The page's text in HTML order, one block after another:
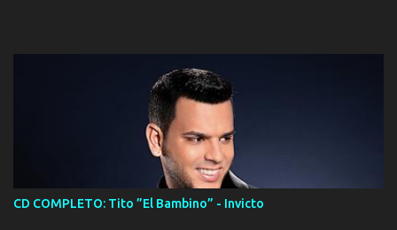
CD COMPLETO: Tito ”El Bambino” - Invicto